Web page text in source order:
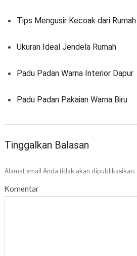
Tips Mengusir Kecoak dari Rumah
Ukuran Ideal Jendela Rumah
Padu Padan Warna Interior Dapur
Padu Padan Pakaian Warna Biru
Tinggalkan Balasan
Alamat email Anda tidak akan dipublikasikan.
Komentar